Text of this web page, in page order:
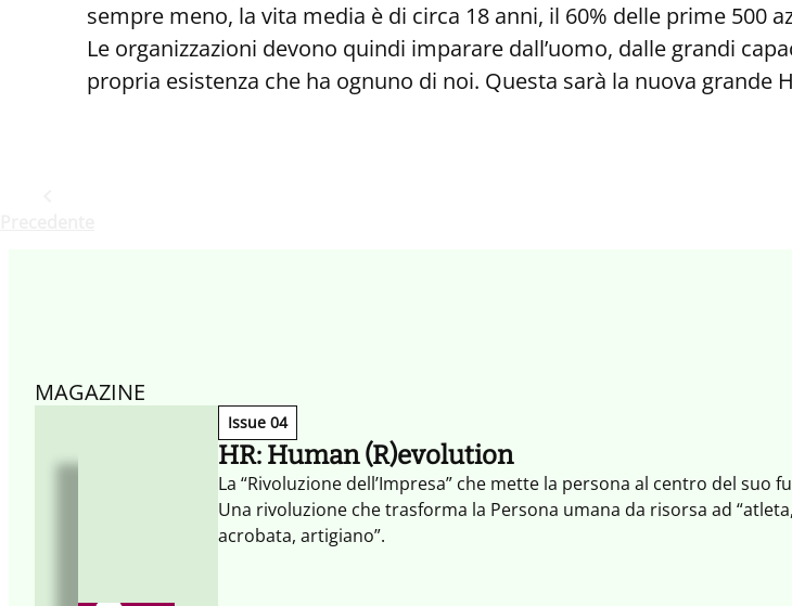
sempre meno, la vita media è di circa 18 anni, il 60% delle prime 500
Le organizzazioni devono quindi imparare dall’uomo, dalle grandi
propria esistenza che ha ognuno di noi. Questa sarà la nuova grande
MAGAZINE
Issue 04
HR: Human (R)evolution
La “Rivoluzione dell’Impresa” che mette la persona al centro del suo
Una rivoluzione che trasforma la Persona umana da risorsa ad “atleta,
acrobata, artigiano”.